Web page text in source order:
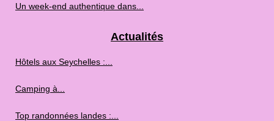
Un week-end authentique dans...
Actualités
Hôtels aux Seychelles :...
Camping à...
Top randonnées landes :...